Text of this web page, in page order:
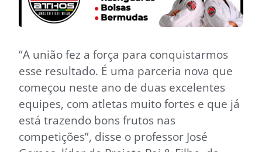
“A união fez a força para conquistarmos
esse resultado. É uma parceria nova que
começou neste ano de duas excelentes
equipes, com atletas muito fortes e que já
está trazendo bons frutos nas
competições”, disse o professor José